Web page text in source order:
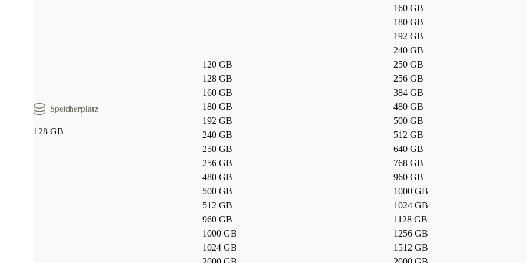
Speicherplatz
128 GB
120 GB
128 GB
160 GB
180 GB
192 GB
240 GB
250 GB
256 GB
480 GB
500 GB
512 GB
960 GB
1000 GB
1024 GB
160 GB
180 GB
192 GB
240 GB
250 GB
256 GB
384 GB
480 GB
500 GB
512 GB
640 GB
768 GB
960 GB
1000 GB
1024 GB
1128 GB
1256 GB
1512 GB